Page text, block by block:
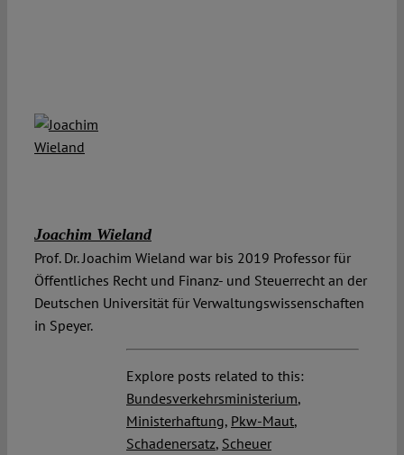
Joachim Wieland
Prof. Dr. Joachim Wieland war bis 2019 Professor für
Öffentliches Recht und Finanz- und Steuerrecht an der
Deutschen Universität für Verwaltungswissenschaften
in Speyer.
Explore posts related to this:
Bundesverkehrsministerium,
Ministerhaftung, Pkw-Maut,
Schadenersatz, Scheuer